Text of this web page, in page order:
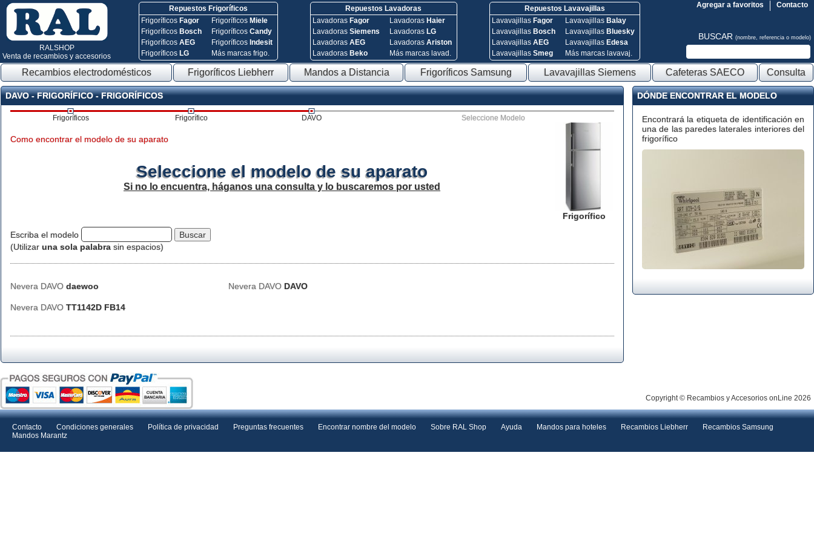
RALSHOP
Venta de recambios y accesorios
Repuestos Frigoríficos
Frigoríficos Fagor
Frigoríficos Bosch
FrigoríficosAEG
Frigoríficos LG
Frigoríficos Miele
FrigoríficosCandy
Frigoríficos Indesit
Más marcas frigo.
Repuestos Lavadoras
Lavadoras Fagor
Lavadoras Siemens
Lavadoras AEG
Lavadoras Beko
Lavadoras Haier
Lavadoras LG
Lavadoras Ariston
Más marcas lavad.
Repuestos Lavavajillas
Lavavajillas Fagor
Lavavajillas Bosch
Lavavajillas AEG
Lavavajillas Smeg
Lavavajillas Balay
Lavavajillas Bluesky
Lavavajillas Edesa
Más marcas lavavaj.
Contacto
Agregar a favoritos
BUSCAR (nombre, referencia o modelo)
Recambios electrodomésticos Frigoríficos Liebherr Mandos a Distancia Frigoríficos Samsung Lavavajillas Siemens Cafeteras SAECO Consulta
DAVO - FRIGORÍFICO - FRIGORÍFICOS
Frigoríficos Frigorífico DAVO Seleccione Modelo
Frigorífico
Como encontrar el modelo de su aparato
Seleccione el modelo de su aparato
Si no lo encuentra, háganos una consulta y lo buscaremos por usted
Escriba el modelo
(Utilizar una sola palabra sin espacios)
Nevera DAVO daewoo Nevera DAVO DAVO
Nevera DAVO TT1142D FB14
DÓNDE ENCONTRAR EL MODELO
Encontrará la etiqueta de identificación en
una de las paredes laterales interiores del
frigorífico
Copyright © Recambios y Accesorios onLine 2026
Contacto Condiciones generales Política de privacidad Preguntas frecuentes Encontrar nombre del modelo Sobre RAL Shop Ayuda Mandos para hoteles Recambios Liebherr
Recambios Samsung
Mandos Marantz